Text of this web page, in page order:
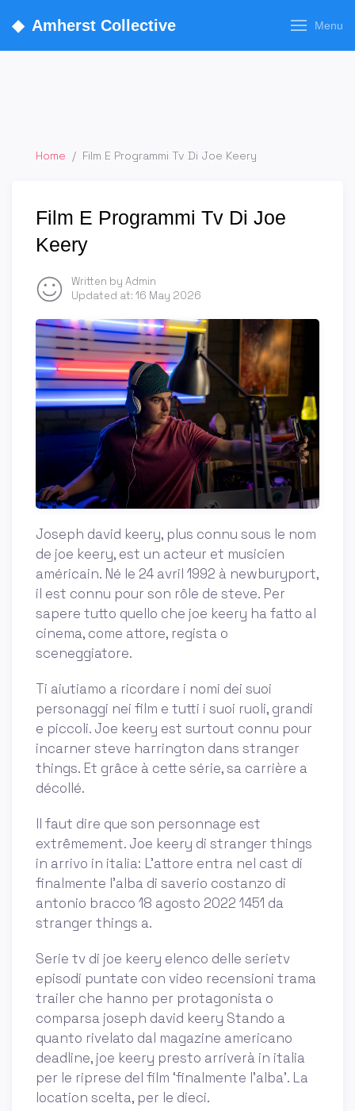
◆ Amherst Collective Menu
Home / Film E Programmi Tv Di Joe Keery
Film E Programmi Tv Di Joe
Keery
Written by Admin
Updated at: 16 May 2026
Joseph david keery, plus connu sous le nom
de joe keery, est un acteur et musicien
américain. Né le 24 avril 1992 à newburyport,
il est connu pour son rôle de steve. Per
sapere tutto quello che joe keery ha fatto al
cinema, come attore, regista o
sceneggiatore.
Ti aiutiamo a ricordare i nomi dei suoi
personaggi nei film e tutti i suoi ruoli, grandi
e piccoli. Joe keery est surtout connu pour
incarner steve harrington dans stranger
things. Et grâce à cette série, sa carrière a
décollé.
Il faut dire que son personnage est
extrêmement. Joe keery di stranger things
in arrivo in italia: L'attore entra nel cast di
finalmente l'alba di saverio costanzo di
antonio bracco 18 agosto 2022 1451 da
stranger things a.
Serie tv di joe keery elenco delle serietv
episodi puntate con video recensioni trama
trailer che hanno per protagonista o
comparsa joseph david keery Stando a
quanto rivelato dal magazine americano
deadline, joe keery presto arriverà in italia
per le riprese del film ‘finalmente l’alba’. La
location scelta, per le dieci.